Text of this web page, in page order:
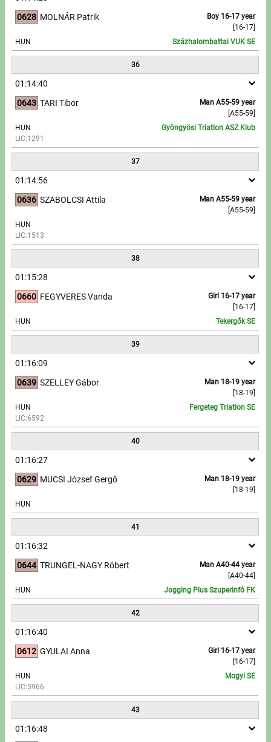
0628
Boy 16-17 year
[16-17]
MOLNÁR Patrik
HUN Százhalombattai VUK SE
36
01:14:40
0643
Man A55-59 year
[A55-59]
TARI Tibor
HUN
LIC:1291
Gyöngyösi Triatlon ASZ Klub
37
01:14:56
0636
Man A55-59 year
[A55-59]
SZABOLCSI Attila
HUN
LIC:1513
38
01:15:28
0660
Girl 16-17 year
[16-17]
FEGYVERES Vanda
HUN Tekergők SE
39
01:16:09
0639
Man 18-19 year
[18-19]
SZELLEY Gábor
HUN
LIC:6592
Fergeteg Triatlon SE
40
01:16:27
0629
Man 18-19 year
[18-19]
MUCSI József Gergő
HUN
41
01:16:32
0644
Man A40-44 year
[A40-44]
TRUNGEL-NAGY Róbert
HUN Jogging Plus Szuperinfó FK
42
01:16:40
0612
Girl 16-17 year
[16-17]
GYULAI Anna
HUN
LIC:5966
Mogyi SE
43
01:16:48